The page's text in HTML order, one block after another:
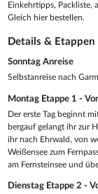
Einkehrtipps, Packliste,
Gleich hier bestellen.
Details & Etappen
Sonntag Anreise
Selbstanreise nach
Montag Etappe 1 -
Der erste Tag beginnt
bergauf gelangt ihr zur
ihr nach Ehrwald, von
Weißensee zum
am Fernsteinsee und
Dienstag Etappe 2 -